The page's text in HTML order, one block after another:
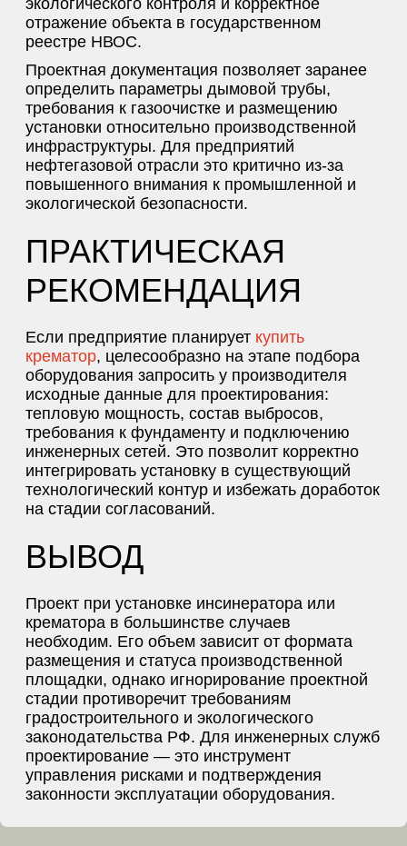
отражение объекта в государственном
реестре НВОС.
Проектная документация позволяет заранее
определить параметры дымовой трубы,
требования к газоочистке и размещению
установки относительно производственной
инфраструктуры. Для предприятий
нефтегазовой отрасли это критично из-за
повышенного внимания к промышленной и
экологической безопасности.
ПРАКТИЧЕСКАЯ
РЕКОМЕНДАЦИЯ
Если предприятие планирует купить
крематор, целесообразно на этапе подбора
оборудования запросить у производителя
исходные данные для проектирования:
тепловую мощность, состав выбросов,
требования к фундаменту и подключению
инженерных сетей. Это позволит корректно
интегрировать установку в существующий
технологический контур и избежать доработок
на стадии согласований.
ВЫВОД
Проект при установке инсинератора или
крематора в большинстве случаев
необходим. Его объем зависит от формата
размещения и статуса производственной
площадки, однако игнорирование проектной
стадии противоречит требованиям
градостроительного и экологического
законодательства РФ. Для инженерных служб
проектирование — это инструмент
управления рисками и подтверждения
законности эксплуатации оборудования.